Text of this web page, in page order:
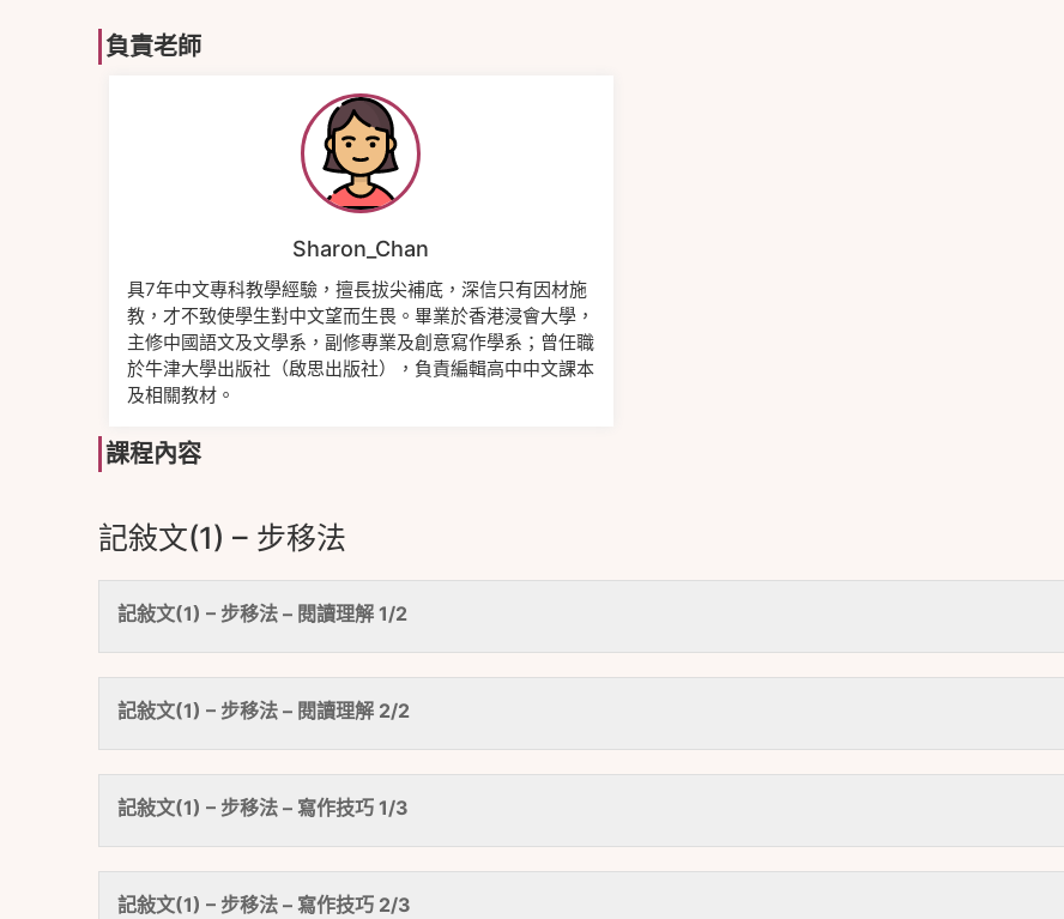
負責老師
Sharon_Chan
具7年中文專科教學經驗，擅長拔尖補底，深信只有因材施
教，才不致使學生對中文望而生畏。畢業於香港浸會大學，
主修中國語文及文學系，副修專業及創意寫作學系；曾任職
於牛津大學出版社（啟思出版社），負責編輯高中中文課本
及相關教材。
課程內容
記敍文(1) – 步移法
記敍文(1) – 步移法 – 閱讀理解 1/2
記敍文(1) – 步移法 – 閱讀理解 2/2
記敍文(1) – 步移法 – 寫作技巧 1/3
記敍文(1) – 步移法 – 寫作技巧 2/3